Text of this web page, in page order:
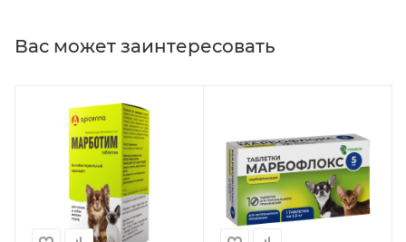
Вас может заинтересовать